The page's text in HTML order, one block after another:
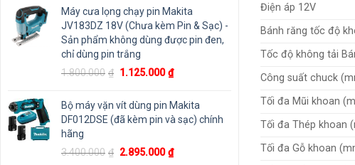
là:
725.000₫.
tại
là:
700.000₫.
Máy cưa lọng chạy pin Makita
JV183DZ 18V (Chưa kèm Pin & Sạc) -
Sản phẩm không dùng được pin đen,
chỉ dùng pin trắng
1.800.000 ₫ Giá
là:
1.800.000₫.
1.125.000 ₫Giá
tại
là:
Bộ máy vặn vít dùng pin Makita
DF012DSE (đã kèm pin và sạc) chính
hãng
3.400.000 ₫ Giá
2.895.000 ₫Giá
Điện áp 12V
Bánh răng tốc độ
Tốc độ không tải
Công suất chuck
Tối đa Mũi khoan
Tối đa Thép khoan
Tối đa Gỗ khoan